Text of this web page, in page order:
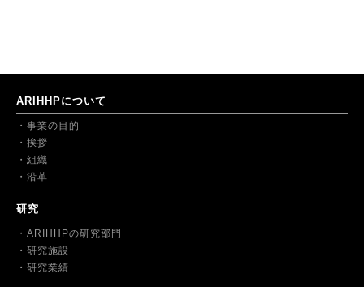
ARIHHPについて
事業の目的
挨拶
組織
沿革
研究
ARIHHPの研究部門
研究施設
研究業績